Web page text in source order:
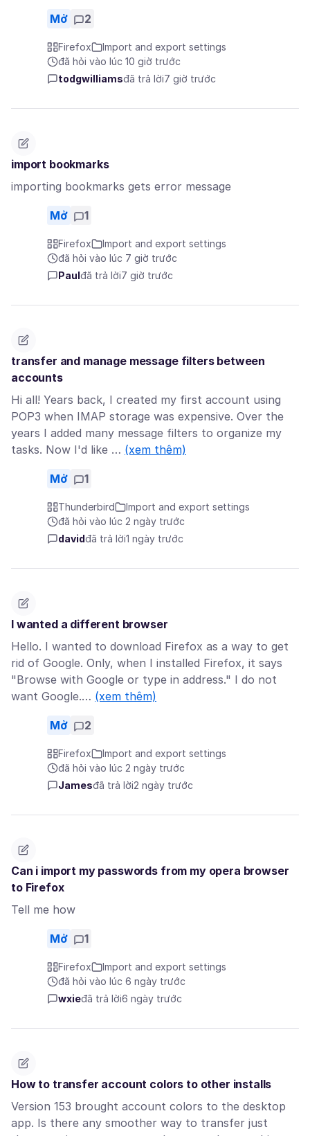
Mở 2
Firefox
Import and export settings
đã hỏi vào lúc 10 giờ trước
todgwilliamsđã trả lời7 giờ trước
import bookmarks
importing bookmarks gets error message
Mở 1
Firefox
Import and export settings
đã hỏi vào lúc 7 giờ trước
Paul đã trả lời7 giờ trước
transfer and manage message filters between
accounts
Hi all! Years back, I created my first account using
POP3 when IMAP storage was expensive. Over the
years I added many message filters to organize my
tasks. Now I'd like … (xem thêm)
Mở 1
Thunderbird
Import and export settings
đã hỏi vào lúc 2 ngày trước
davidđã trả lời1 ngày trước
I wanted a different browser
Hello. I wanted to download Firefox as a way to get
rid of Google. Only, when I installed Firefox, it says
"Browse with Google or type in address." I do not
want Google.… (xem thêm)
Mở 2
Firefox
Import and export settings
đã hỏi vào lúc 2 ngày trước
Jamesđã trả lời2 ngày trước
Can i import my passwords from my opera browser
to Firefox
Tell me how
Mở 1
Firefox
Import and export settings
đã hỏi vào lúc 6 ngày trước
wxieđã trả lời6 ngày trước
How to transfer account colors to other installs
Version 153 brought account colors to the desktop
app. Is there any smoother way to transfer just